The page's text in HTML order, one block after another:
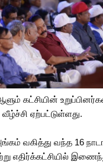
கட்சியின்
ஏற்பட்டுள்ளது.
வகித்து வந்த 16
எதிர்க்கட்சியில்